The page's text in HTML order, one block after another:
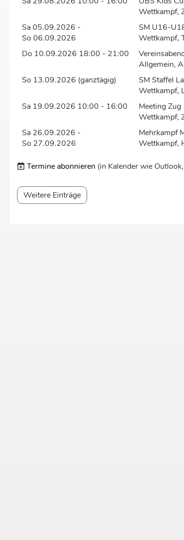
Wettkampf,
Sa 05.09.2026 -
So 06.09.2026
SM U16-
Wettkampf,
Do 10.09.2026 18:00 - 21:00
Allgemein,
So 13.09.2026 (ganztägig)
SM Staffel
Wettkampf,
Sa 19.09.2026 10:00 - 16:00
Meeting Zug
Wettkampf,
Sa 26.09.2026 -
So 27.09.2026
Mehrkampf
Wettkampf,
Termine abonnieren (in Kalender wie
Weitere Einträge